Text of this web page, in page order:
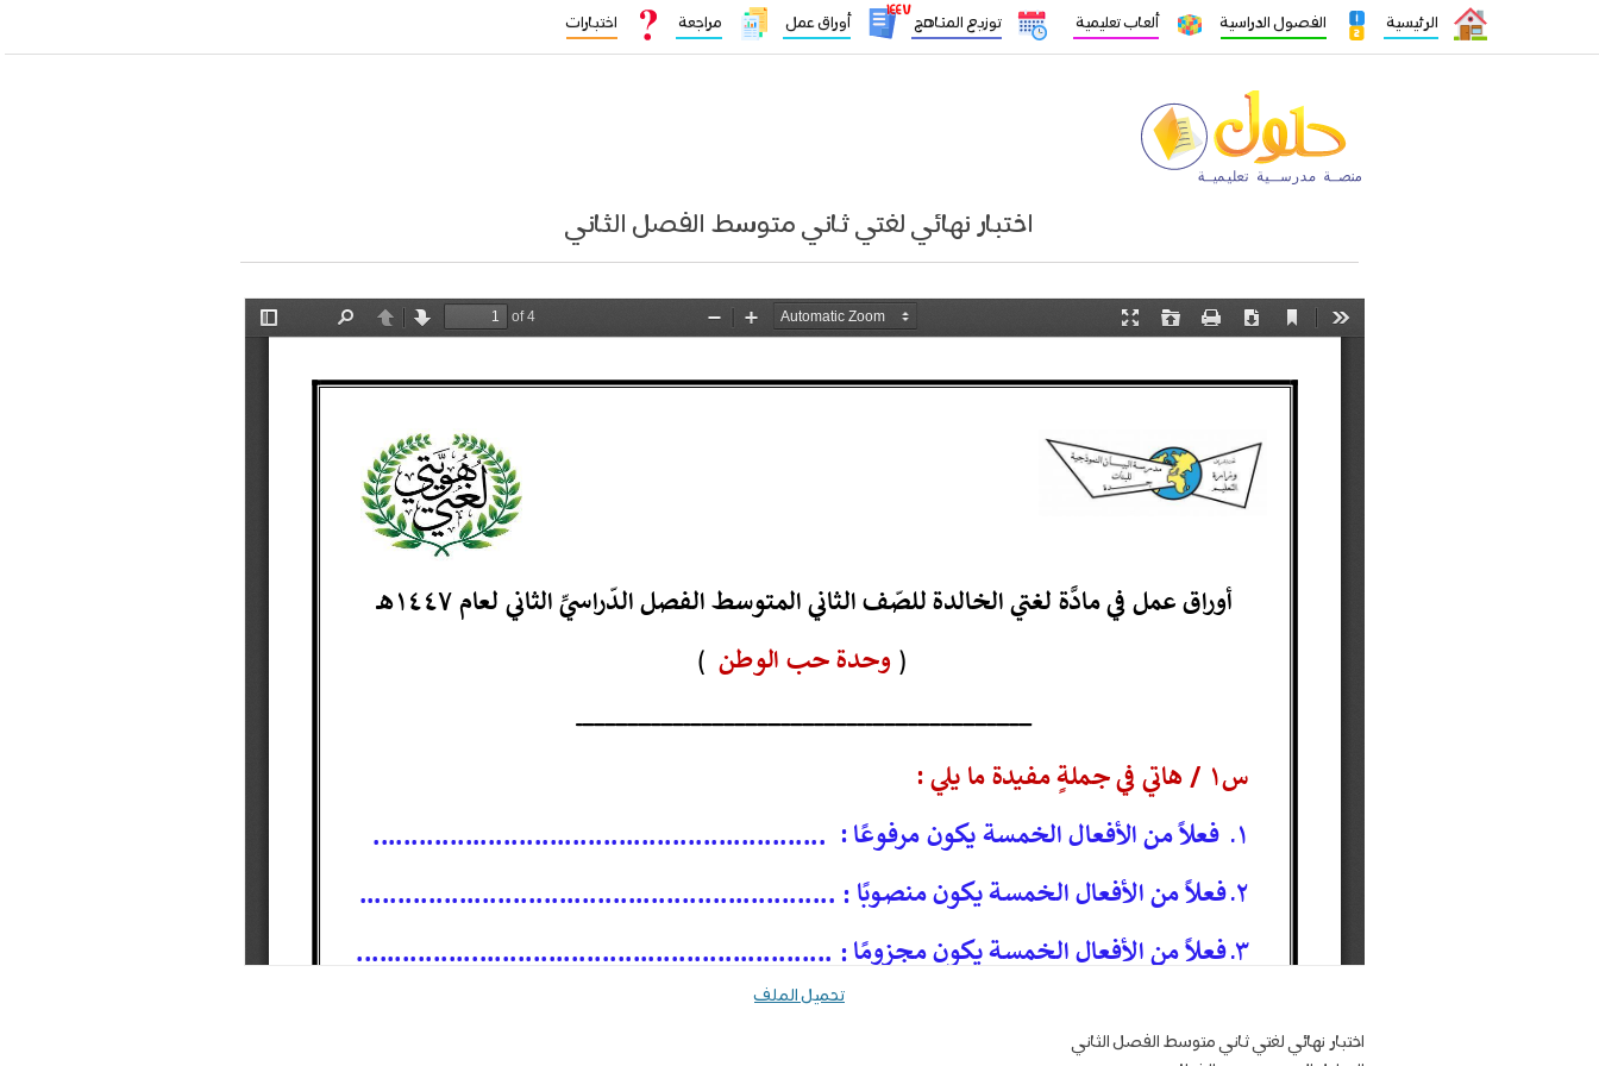
الرئيسية الفصول الدراسية ألعاب تعليمية توزيع المناهج
١٤٤٧
أوراق عمل مراجعة اختبارات
اختبار نهائي لغتي ثاني متوسط الفصل الثاني
تحميل الملف
اختبار نهائي لغتي ثاني متوسط الفصل الثاني